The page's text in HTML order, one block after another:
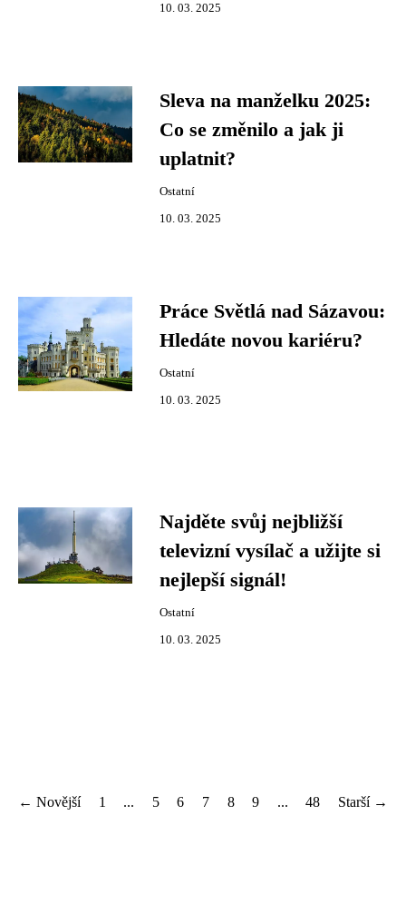
10. 03. 2025
Sleva na manželku 2025:
Co se změnilo a jak ji
uplatnit?
Ostatní
10. 03. 2025
Práce Světlá nad Sázavou:
Hledáte novou kariéru?
Ostatní
10. 03. 2025
Najděte svůj nejbližší
televizní vysílač a užijte si
nejlepší signál!
Ostatní
10. 03. 2025
← Novější 1 ... 5 6 7 8 9 ... 48 Starší →